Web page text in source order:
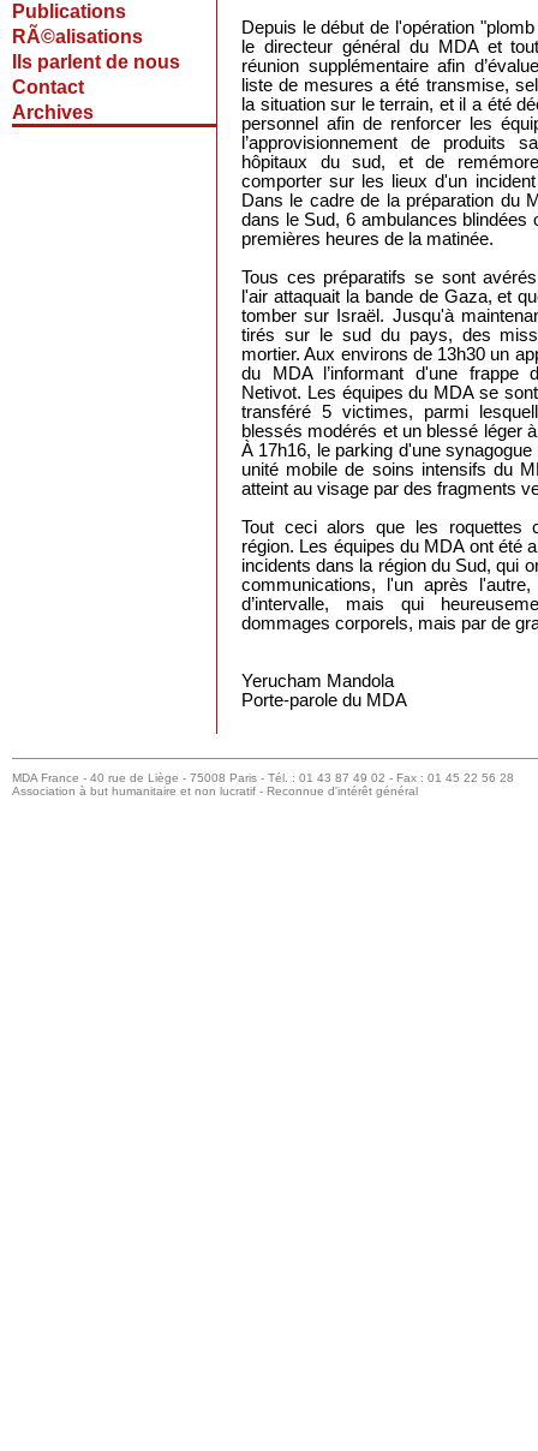
Publications
RÃ©alisations
Ils parlent de nous
Contact
Archives
Depuis le début de l'opération
le directeur général du MDA et
réunion supplémentaire afin
liste de mesures a été transmise,
la situation sur le terrain, et il a été
personnel afin de renforcer les
l’approvisionnement de produits
hôpitaux du sud, et de
comporter sur les lieux d'un
Dans le cadre de la préparation du
dans le Sud, 6 ambulances blindées
premières heures de la matinée.
Tous ces préparatifs se sont
l'air attaquait la bande de Gaza, et
tomber sur Israël. Jusqu'à
tirés sur le sud du pays, des
mortier. Aux environs de 13h30 un
du MDA l’informant d'une frappe
Netivot. Les équipes du MDA se
transféré 5 victimes, parmi
blessés modérés et un blessé léger
À 17h16, le parking d'une
unité mobile de soins intensifs du
atteint au visage par des fragments
Tout ceci alors que les roquettes
région. Les équipes du MDA ont été
incidents dans la région du Sud, qui
communications, l'un après
d’intervalle, mais qui
dommages corporels, mais par de
Yerucham Mandola
Porte-parole du MDA
MDA France - 40 rue de Liège - 75008 Paris - Tél. : 01 43 87 49 02 - Fax : 01 45 22 56 28
Association à but humanitaire et non lucratif - Reconnue d'intérêt général